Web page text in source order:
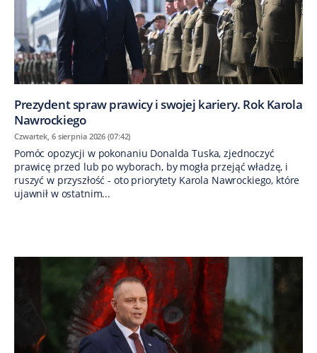
Prezydent spraw prawicy i swojej kariery. Rok Karola
Nawrockiego
Czwartek, 6 sierpnia 2026 (07:42)
Pomóc opozycji w pokonaniu Donalda Tuska, zjednoczyć
prawicę przed lub po wyborach, by mogła przejąć władzę, i
ruszyć w przyszłość - oto priorytety Karola Nawrockiego, które
ujawnił w ostatnim...